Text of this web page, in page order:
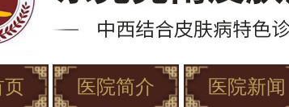
页 医院简介 医院新闻